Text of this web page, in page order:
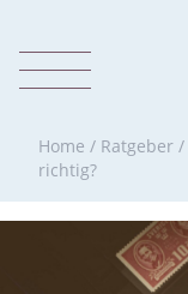
Home / Ratgeber /
richtig?